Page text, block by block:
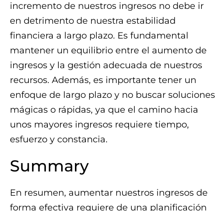
incremento de nuestros ingresos no debe ir
en detrimento de nuestra estabilidad
financiera a largo plazo. Es fundamental
mantener un equilibrio entre el aumento de
ingresos y la gestión adecuada de nuestros
recursos. Además, es importante tener un
enfoque de largo plazo y no buscar soluciones
mágicas o rápidas, ya que el camino hacia
unos mayores ingresos requiere tiempo,
esfuerzo y constancia.
Summary
En resumen, aumentar nuestros ingresos de
forma efectiva requiere de una planificación